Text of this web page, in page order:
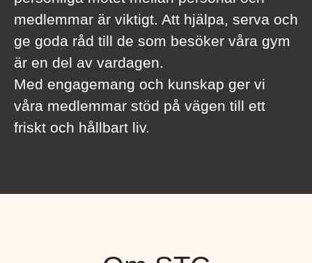
medlemmar är viktigt. Att hjälpa, serva och
ge goda råd till de som besöker våra gym
är en del av vardagen.
Med engagemang och kunskap ger vi
våra medlemmar stöd på vägen till ett
friskt och hållbart liv.